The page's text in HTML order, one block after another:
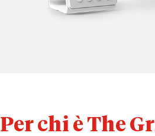
Per chi è The